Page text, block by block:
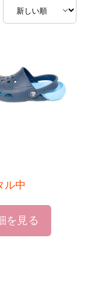
ル中
を見る